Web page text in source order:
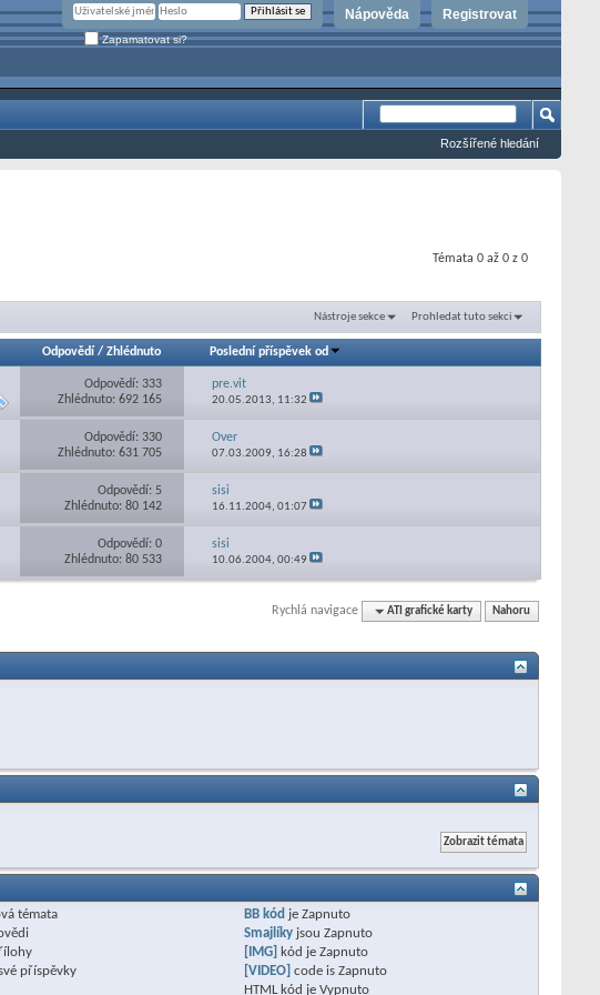
Registrovat
Nápověda
Zapamatovat si?
Rozšířené hledání
Témata 0 až 0 z 0
Nástroje sekce Prohledat tuto sekci
Odpovědí/ Zhlédnuto Poslední příspěvek od
Odpovědí: 333
Zhlédnuto: 692 165
pre.vit
20.05.2013, 11:32
Odpovědí: 330
Zhlédnuto: 631 705
Over
07.03.2009, 16:28
Odpovědí: 5
Zhlédnuto: 80 142
sisi
16.11.2004, 01:07
Odpovědí: 0
Zhlédnuto: 80 533
sisi
10.06.2004, 00:49
Rychlá navigace ATI grafické karty Nahoru
témata
příspěvky
BB kód jeZapnuto
Smajlíky jsouZapnuto
[IMG] kód jeZapnuto
[VIDEO] code isZapnuto
HTML kód jeVypnuto